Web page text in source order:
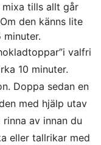
tills allt går
den känns lite
minuter.
valfri
10 minuter.
Doppa sedan en
med hjälp utav
av innan du
eller tallrikar med